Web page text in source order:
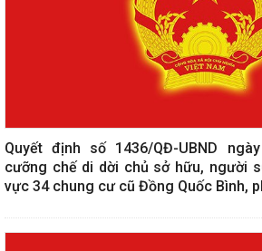
Quyết định số 1436/QĐ-UBND
cưỡng chế di dời chủ sở hữu, người
vực 34 chung cư cũ Đồng Quốc Bình,